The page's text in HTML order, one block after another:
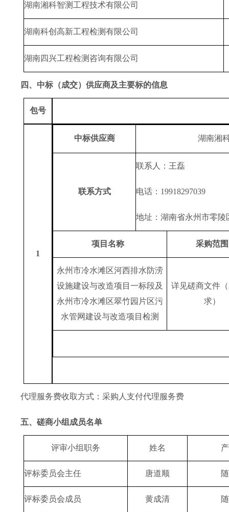
湖南湘科智测工程技术有限公司
湖南科创高新工程检测有限公司
湖南四兴工程检测咨询有限公司
四、中标（成交）供应商及主要标的信息
包号
1
中标供应商 湖南湘
联系方式
联系人： 王磊
电话： 19918297039
地址：湖南省永州市零陵
项目名称 采购范围
永州市冷水滩区河西排水防涝
设施建设与改造项目一标段及
永州市冷水滩区翠竹园片区污
水管网建设与改造项目检测
详见磋商文件（
求）
代理服务费收取方式：采购人支付代理服务费
五、磋商小组成员名单
评审小组职务 姓名
评标委员会主任 唐道顺
评标委员会成员 黄成清